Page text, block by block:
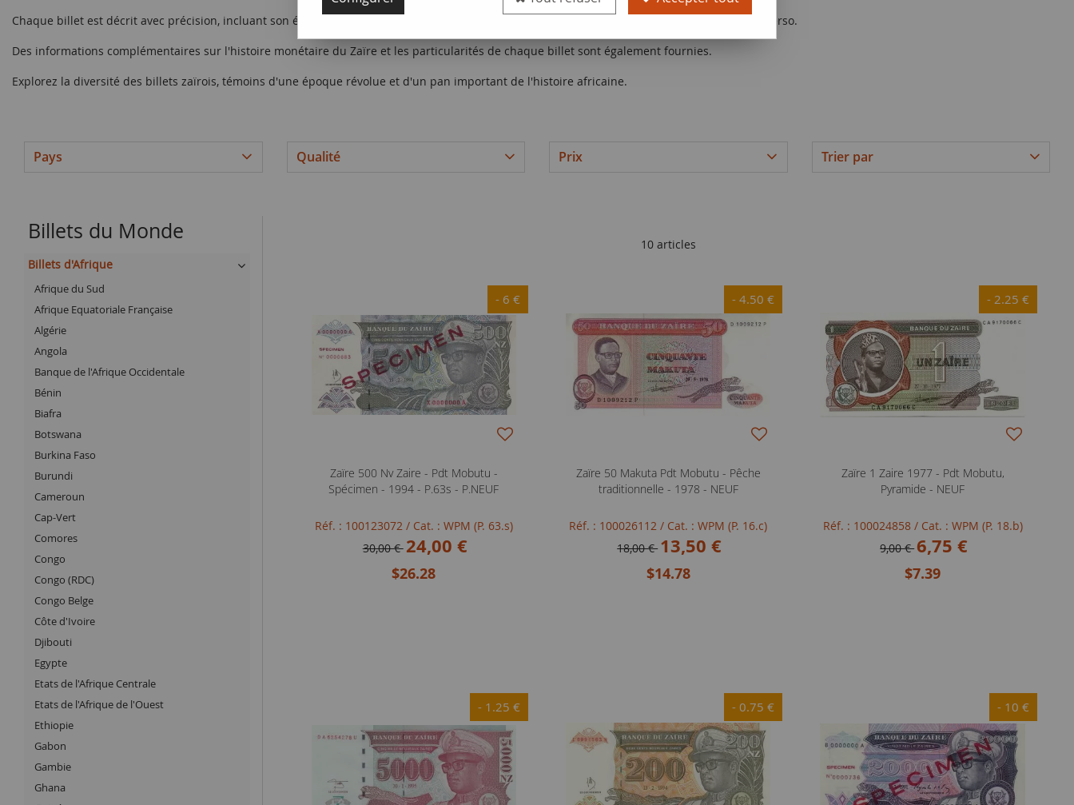
Chaque billet est décrit avec précision, incluant son état de conservation, ses dimensions, les effigies et les motifs présents sur le recto et le verso.
Des informations complémentaires sur l'histoire monétaire du Zaïre et les particularités de chaque billet sont également fournies.
Explorez la diversité des billets zaïrois, témoins d'une époque révolue et d'un pan important de l'histoire africaine.
Pays Qualité Prix Trier par
Billets du Monde
Billets d'Afrique
Afrique du Sud
Afrique Equatoriale Française
Algérie
Angola
Banque de l'Afrique Occidentale
Bénin
Biafra
Botswana
Burkina Faso
Burundi
Cameroun
Cap-Vert
Comores
Congo
Congo (RDC)
Congo Belge
Côte d'Ivoire
Djibouti
Egypte
Etats de l'Afrique Centrale
Etats de l'Afrique de l'Ouest
Ethiopie
Gabon
Gambie
Ghana
10 articles
- 6 €
Zaïre 500 Nv Zaire - Pdt Mobutu -
Spécimen - 1994 - P.63s - P.NEUF
Réf. : 100123072 / Cat. : WPM (P. 63.s)
30,00 € 24,00 €
$26.28
- 4.50 €
Zaïre 50 Makuta Pdt Mobutu - Pêche
traditionnelle - 1978 - NEUF
Réf. : 100026112/ Cat. : WPM (P. 16.c)
18,00 €13,50 €
$14.78
- 2.25 €
Zaïre 1 Zaire 1977 - Pdt Mobutu,
Pyramide - NEUF
Réf. : 100024858 / Cat. : WPM (P. 18.b)
9,00 €6,75 €
$7.39
- 1.25 € - 0.75 € - 10 €